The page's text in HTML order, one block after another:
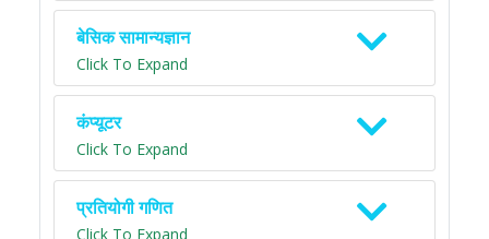
बेसिक सामान्यज्ञान
Click To Expand
कंप्यूटर
Click To Expand
प्रतियोगी गणित
Click To Expand